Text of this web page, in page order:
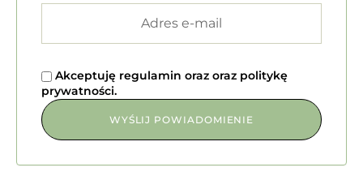
Akceptuję regulamin oraz oraz politykę
prywatności.